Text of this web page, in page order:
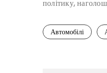
політику,
Автомобілі